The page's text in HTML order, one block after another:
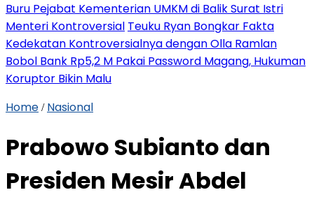
Buru Pejabat Kementerian UMKM di Balik Surat Istri
Menteri Kontroversial Teuku Ryan Bongkar Fakta
Kedekatan Kontroversialnya dengan Olla Ramlan
Bobol Bank Rp5,2 M Pakai Password Magang, Hukuman
Koruptor Bikin Malu
Home / Nasional
Prabowo Subianto dan
Presiden Mesir Abdel